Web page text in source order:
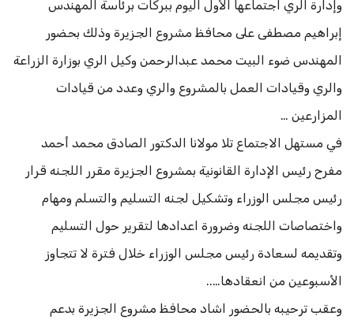
وإدارة الري اجتماعها الأول اليوم ببركات برئاسة المهندس
إبراهيم مصطفى على محافظ مشروع الجزيرة وذلك بحضور
المهندس ضوء البيت محمد عبدالرحمن وكيل الري بوزارة الزراعة
والري وقيادات العمل بالمشروع والري وعدد من قيادات
المزارعين …
في مستهل الاجتماع تلا مولانا الدكتور الصادق محمد أحمد
مفرح رئيس الإدارة القانونية بمشروع الجزيرة مقرر اللجنه قرار
رئيس مجلس الوزراء وتشكيل لجنه التسليم والتسلم ومهام
واختصاصات اللجنه وضرورة اعدادها لتقرير حول التسليم
وتقديمه لسعادة رئيس مجلس الوزراء خلال فترة لا تتجاوز
الأسبوعين من انعقادها…..
وعقب ترحيبه بالحضور اشاد محافظ مشروع الجزيرة بدعم